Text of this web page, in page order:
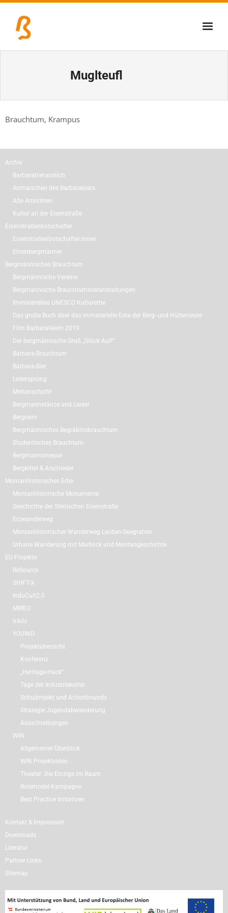
Tage der Industriekultur
Eisenstraßenmuseen
Veranstaltungen
Muglteufl
Brauchtum, Krampus
Archiv
Barbarabieranstich
Anmaischen des Barbarabiers
Alte Ansichten
Kultur an der Eisenstraße
Eisenstraßenbotschafter
Eisenstraßenbotschafter:innen
Ehrenbergmänner
Bergmännisches Brauchtum
Bergmännische Vereine
Bergmännische Brauchtumsveranstaltungen
Immaterielles UNESCO Kulturerbe
Das große Buch über das immaterielle Erbe der Berg- und Hüttenleute
Film Barbarafeiern 2019
Der bergmännische Gruß „Glück Auf!“
Barbara-Brauchtum
Barbara-Bier
Ledersprung
Mettenschicht
Bergmannstänze und Lieder
Bergreim
Bergmännisches Begräbnisbrauchtum
Studentisches Brauchtum
Bergmannsmesse
Bergkittel & Arschleder
Montanhistorisches Erbe
Montanhistorische Monumente
Geschichte der Steirischen Eisenstraße
Erzwanderweg
Montanhistorischer Wanderweg Leoben-Seegraben
Urbane Wanderung mit Murblick und Montangeschichte
EU-Projekte
ReSource
SHIFT-X
InduCult2.0
MIREU
trAils
YOUIND
Projektübersicht
Konferenz
„Heritage-Hack“
Tage der Industriekultur
Schulprojekt und Actionbounds
Strategie Jugendabwanderung
Ausschreibungen
WIN
Allgemeiner Überblick
WIN Projektvideo
Theater: Die Einzige im Raum
Rolemodel-Kampagne
Best Practice Initiativen
Kontakt & Impressum
Downloads
Literatur
Partner-Links
Sitemap